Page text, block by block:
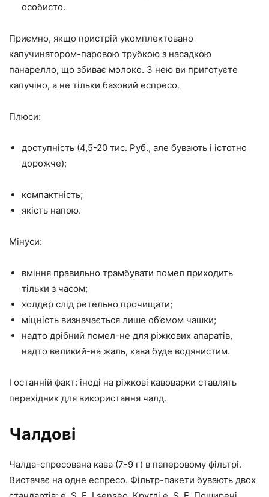
особисто.
Приємно, якщо пристрій укомплектовано
капучинатором-паровою трубкою з насадкою
панарелло, що збиває молоко. З нею ви приготуєте
капучіно, а не тільки базовий еспресо.
Плюси:
доступність (4,5-20 тис. Руб., але бувають і істотно
дорожче);
компактність;
якість напою.
Мінуси:
вміння правильно трамбувати помел приходить
тільки з часом;
холдер слід ретельно прочищати;
міцність визначається лише об’ємом чашки;
надто дрібний помел-не для ріжкових апаратів,
надто великий-на жаль, кава буде водянистим.
І останній факт: іноді на ріжкові кавоварки ставлять
перехідник для використання чалд.
Чалдові
Чалда-спресована кава (7-9 г) в паперовому фільтрі.
Вистачає на одне еспресо. Фільтр-пакети бувають двох